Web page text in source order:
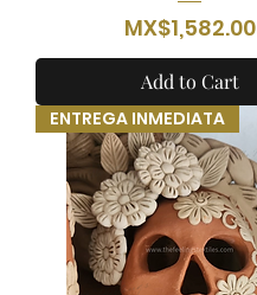
Price
MX$1,582.00
Add to Cart
ENTREGA INMEDIATA